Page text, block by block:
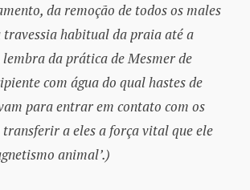
da remoção de todos os males
travessia habitual da praia até a
lembra da prática de Mesmer de
com água do qual hastes de
para entrar em contato com os
transferir a eles a força vital que ele
animal’.)